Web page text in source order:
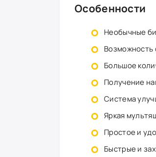
Особенности
Необычные
Возможность
Большое
Получение
Система
Яркая
Простое и
Быстрые и